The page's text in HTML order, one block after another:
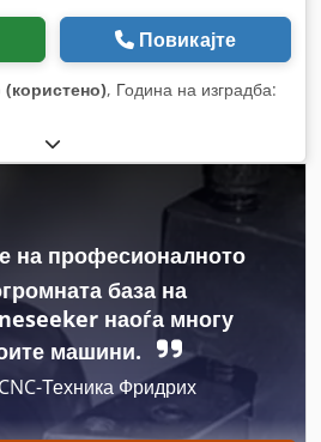
Повикајте
, Година на изградба:
на професионалното
база на
наоѓа многу
машини.
Техника Фридрих